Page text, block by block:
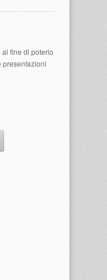
fine di poterlo
presentazioni